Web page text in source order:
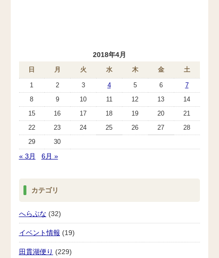
2018年4月
日 月 火 水 木 金 土
1 2 3 4 5 6
7
8
9 10 11 12 13
14
15
16 17 18 19 20
21
22
23 24 25 26 27
28
29
30
« 3月 6月 »
カテゴリ
へらぶな (32)
イベント情報 (19)
田貫湖便り (229)